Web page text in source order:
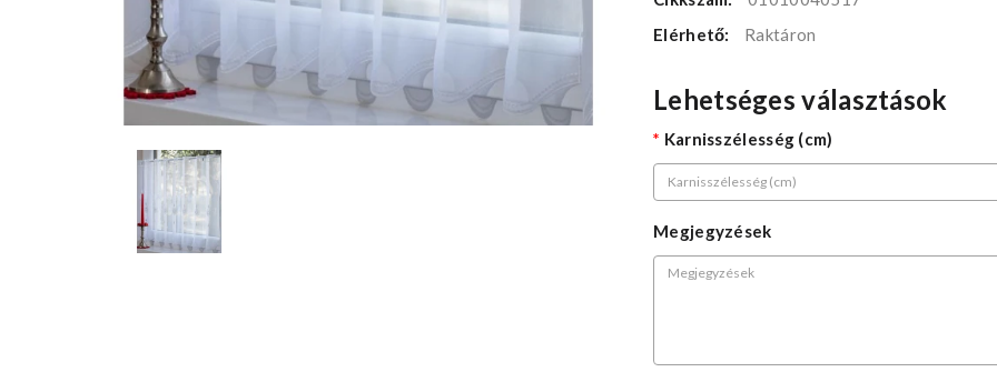
Elérhető:
Raktáron
Lehetséges választások
Karnisszélesség (cm)
Megjegyzések